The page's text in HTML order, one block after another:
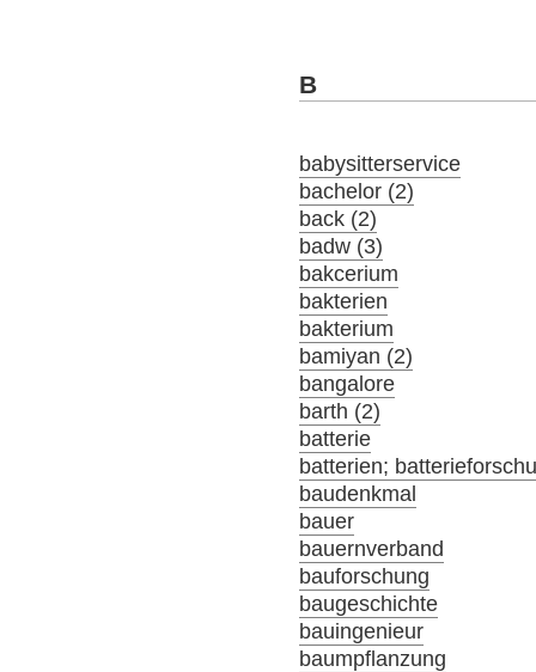
B
babysitterservice
bachelor (2)
back (2)
badw (3)
bakcerium
bakterien
bakterium
bamiyan (2)
bangalore
barth (2)
batterie
batterien;
baudenkmal
bauer
bauernverband
bauforschung
baugeschichte
bauingenieur
baumpflanzung